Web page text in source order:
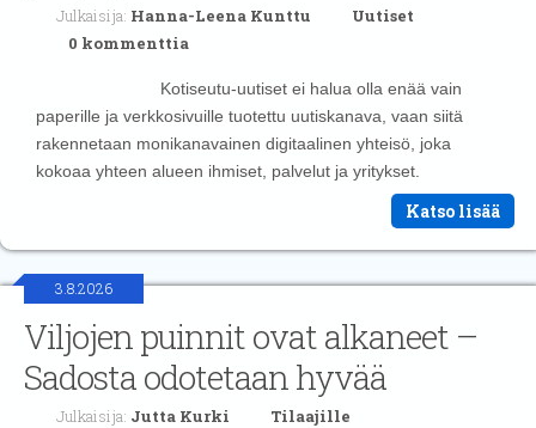
Julkaisija: Hanna-Leena Kunttu
Uutiset
0 kommenttia
Kotiseutu-uutiset ei halua olla enää vain
paperille ja verkkosivuille tuotettu uutiskanava, vaan siitä
rakennetaan monikanavainen digitaalinen yhteisö, joka
kokoaa yhteen alueen ihmiset, palvelut ja yritykset.
Katso lisää
3.8.2026
Viljojen puinnit ovat alkaneet –
Sadosta odotetaan hyvää
Julkaisija: Jutta Kurki
Tilaajille